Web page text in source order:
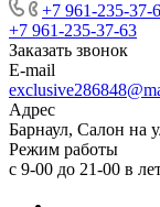
+7 961-235-37-
+7 961-235-37-63
Заказать звонок
E-mail
Адрес
Барнаул, Салон на
Режим работы
с 9-00 до 21-00 в